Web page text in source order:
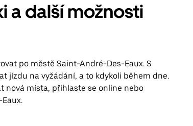
a další možnosti
po městě Saint-André-Des-Eaux. S
jízdu na vyžádání, a to kdykoli během dne.
nová místa, přihlaste se online nebo